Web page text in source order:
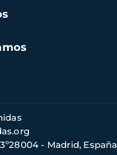
- Madrid, España